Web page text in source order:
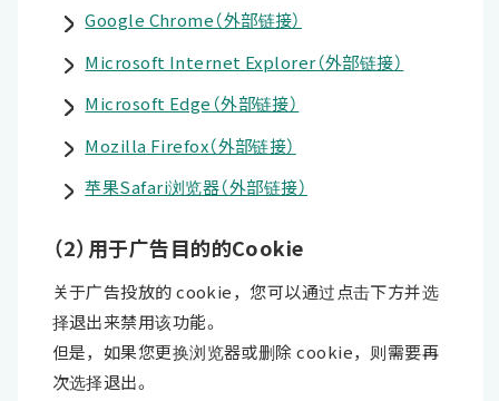
Google Chrome（外部链接）
Microsoft Internet Explorer（外部链接）
Microsoft Edge（外部链接）
Mozilla Firefox（外部链接）
苹果Safari浏览器（外部链接）
（2）用于广告目的的Cookie
关于广告投放的 cookie，您可以通过点击下方并选
择退出来禁用该功能。
但是，如果您更换浏览器或删除 cookie，则需要再
次选择退出。